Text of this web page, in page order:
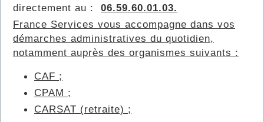
directement au : 06.59.60.01.03.
France Services vous accompagne dans vos
démarches administratives du quotidien,
notamment auprès des organismes suivants :
CAF ;
CPAM ;
CARSAT (retraite) ;